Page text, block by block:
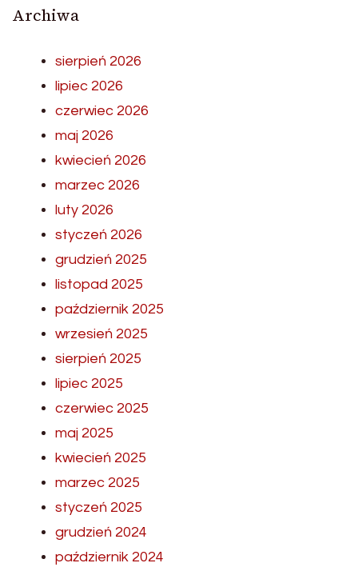
Archiwa
sierpień 2026
lipiec 2026
czerwiec 2026
maj 2026
kwiecień 2026
marzec 2026
luty 2026
styczeń 2026
grudzień 2025
listopad 2025
październik 2025
wrzesień 2025
sierpień 2025
lipiec 2025
czerwiec 2025
maj 2025
kwiecień 2025
marzec 2025
styczeń 2025
grudzień 2024
październik 2024